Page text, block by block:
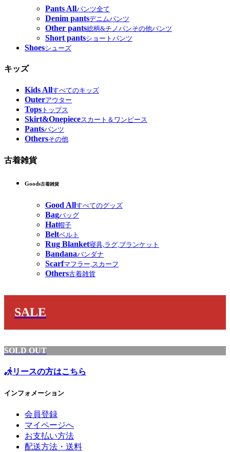
Pants Allパンツ全て
Denim pantsデニムパンツ
Other pants総柄&チノパンその他パンツ
Short pantsショートパンツ
Shoesシューズ
キッズ
Kids Allすべてのキッズ
Outerアウター
Tops トップス
Skirt&Onepieceスカート＆ワンピース
Pantsパンツ
Othersその他
古着雑貨
Goods古着雑貨
Good Allすべてのグッズ
Bagバッグ
Hat帽子
Beltベルト
Rug Blanket寝具,ラグ,ブランケット
Bandanaバンダナ
Scarfマフラー,スカーフ
Others古着雑貨
SALE
SOLD OUT
リースの方はこちら
インフォメーション
会員登録
マイページへ
お支払い方法
配送方法・送料